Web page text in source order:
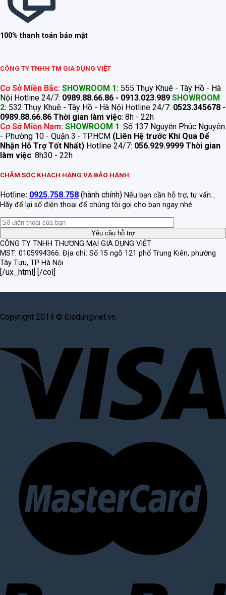
100% thanh toán bảo mật
CÔNG TY TNHH TM GIA DỤNG VIỆT
Cơ Sở Miền Bắc: SHOWROOM 1: 555 Thụy Khuê - Tây Hồ - Hà
Nội Hotline 24/7: 0989.88.66.86 - 0913.023.989 SHOWROOM
2: 532 Thụy Khuê - Tây Hồ - Hà Nội Hotline 24/7: 0523.345678 -
0989.88.66.86 Thời gian làm việc: 8h - 22h
Cơ Sở Miền Nam: SHOWROOM 1: Số 137 Nguyễn Phúc Nguyên
- Phường 10 - Quận 3 - TP.HCM (Liên Hệ trước Khi Qua Để
Nhận Hỗ Trợ Tốt Nhất) Hotline 24/7: 056.929.9999 Thời gian
làm việc: 8h30 - 22h
CHĂM SÓC KHÁCH HÀNG VÀ BẢO HÀNH:
Hotline: 0925.758.758 (hành chính) Nếu bạn cần hỗ trợ, tư vấn...
Hãy để lại số điện thoại để chúng tôi gọi cho bạn ngay nhé.
CÔNG TY TNHH THƯƠNG MẠI GIA DỤNG VIỆT
MST: 0105994366. Địa chỉ: Số 15 ngõ 121 phố Trung Kiên, phường
Tây Tựu, TP Hà Nội
[/ux_html] [/col]
Copyright 2014 © Giadungviet.vn